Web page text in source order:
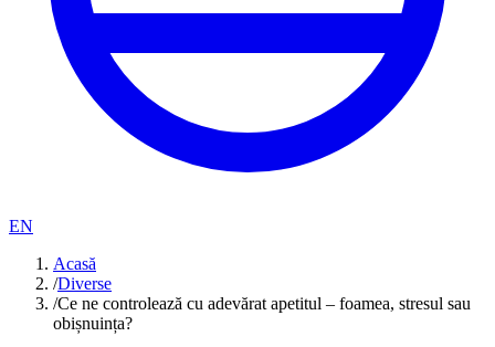
EN
Acasă
/Diverse
/Ce ne controlează cu adevărat apetitul – foamea, stresul sau
obișnuința?